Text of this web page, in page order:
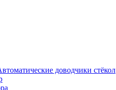
доводчики стёкол